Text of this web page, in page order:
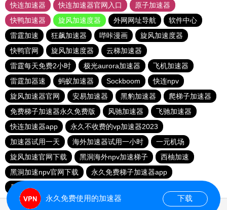
快连加速器
快连加速器官网入口
原子加速器
快鸭加速器
旋风加速度器 外网网址导航
软件中心
雷霆加速
狂飙加速器 哔咔漫画
旋风加速度器
快鸭官网
旋风加速度器
云梯加速器
雷霆每天免费2小时
极光aurora加速器
飞机加速器
雷霆加器速
蚂蚁加速器 Sockboom
快连npv
旋风加速器官网
安易加速器 黑豹加速器
爬梯子加速器
免费梯子加速器永久免费版
风驰加速器
飞驰加速器
快连加速器app
永久不收费的vp加速器2023
加速器试用一天
海外加速器试用一小时
一元机场
旋风加速官网下载
黑洞海外npv加速梯子
西柚加速
黑洞加速npv官网下载
永久免费梯子加速器app
暴雪加速器
永久免费使用的加速器 下载